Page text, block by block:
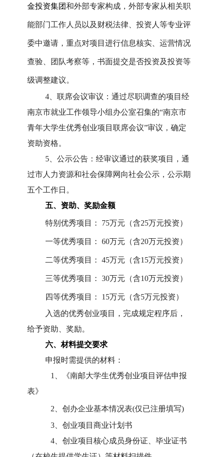
金投资集团和外部专家构成，外部专家从相关职
能部门工作人员以及财税法律、投资人等专业评
委中邀请，重点对项目进行信息核实、运营情况
查验、团队考察等，书面提交是否投资及投资等
级调整建议。
4 、联席会议审议：通过尽职调查的项目经
南京市就业工作领导小组办公室召集的“南京市
青年大学生优秀创业项目联席会议”审议，确定
资助资格。
5 、公示公告：经审议通过的获奖项目，通
过市人力资源和社会保障网向社会公示，公示期
五个工作日。
五、资助、奖励金额
特别优秀项目： 75万元（含25万元投资）
一等优秀项目： 60万元（含20万元投资）
二等优秀项目： 45万元（含15万元投资）
三等优秀项目： 30万元（含10万元投资）
四等优秀项目： 15万元（含5万元投资）
入选的优秀创业项目，完成规定程序后，
给予资助、奖励。
六、材料提交要求
申报时需提供的材料：
1
、《南邮大学生优秀创业项目评估申报
表》
2 、创办企业基本情况表(仅已注册填写)
3 、创业项目商业计划书
4 、创业项目核心成员身份证、毕业证书